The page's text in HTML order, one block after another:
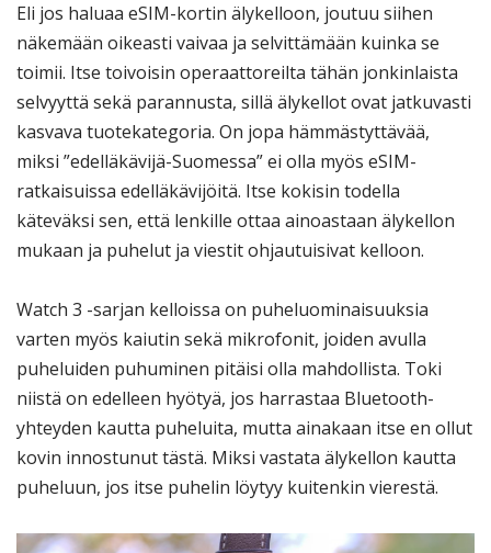
Eli jos haluaa eSIM-kortin älykelloon, joutuu siihen
näkemään oikeasti vaivaa ja selvittämään kuinka se
toimii. Itse toivoisin operaattoreilta tähän jonkinlaista
selvyyttä sekä parannusta, sillä älykellot ovat jatkuvasti
kasvava tuotekategoria. On jopa hämmästyttävää,
miksi ”edelläkävijä-Suomessa” ei olla myös eSIM-
ratkaisuissa edelläkävijöitä. Itse kokisin todella
käteväksi sen, että lenkille ottaa ainoastaan älykellon
mukaan ja puhelut ja viestit ohjautuisivat kelloon.
Watch 3 -sarjan kelloissa on puheluominaisuuksia
varten myös kaiutin sekä mikrofonit, joiden avulla
puheluiden puhuminen pitäisi olla mahdollista. Toki
niistä on edelleen hyötyä, jos harrastaa Bluetooth-
yhteyden kautta puheluita, mutta ainakaan itse en ollut
kovin innostunut tästä. Miksi vastata älykellon kautta
puheluun, jos itse puhelin löytyy kuitenkin vierestä.